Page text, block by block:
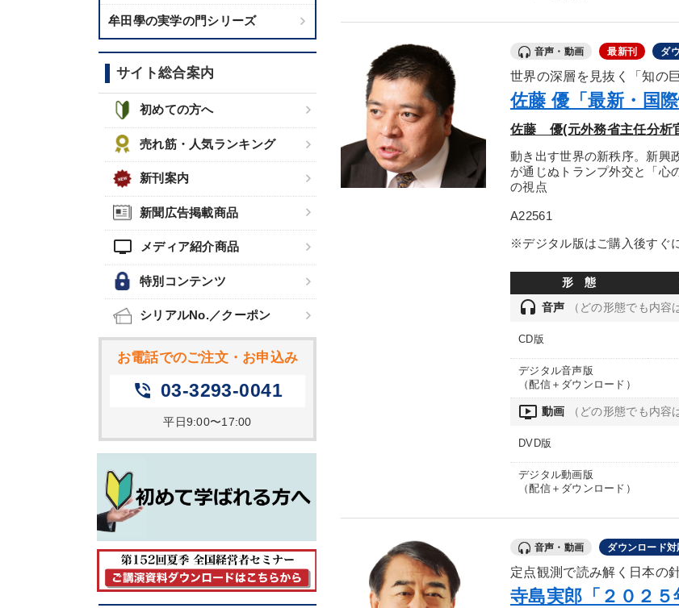
牟田學の実学の門シリーズ
サイト総合案内
初めての方へ
売れ筋・人気ランキング
新刊案内
新聞広告掲載商品
tv メディア紹介商品
特別コンテンツ
シリアルNo.／クーポン
お電話でのご注文・お申込み
phone_in_talk 03-3293-0041
平日9:00〜17:00
音声・動画 最新刊 ダ
世界の深層を見抜く「知
佐藤 優「最新・国
佐藤 優(元外務省主任分析
動き出す世界の新秩序。新興
が通じぬトランプ外交と「
の視点
A22561
※デジタル版はご購入後すぐ
形 態
headset 音声 （どの形態でも内容
CD版
デジタル音声版
（配信＋ダウンロード）
ondemand_video 動画 （どの形態でも内容
DVD版
デジタル動画版
（配信＋ダウンロード）
音声・動画 ダウンロード対
定点観測で読み解く日本
寺島実郎「２０２